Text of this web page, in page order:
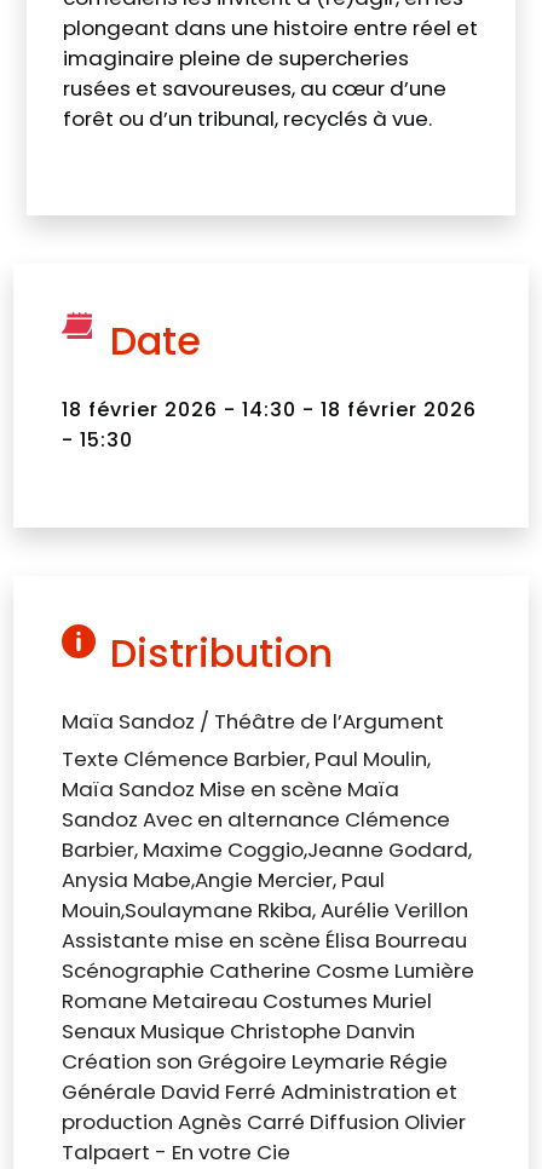
plongeant dans une histoire entre réel et
imaginaire pleine de supercheries
rusées et savoureuses, au cœur d’une
forêt ou d’un tribunal, recyclés à vue.
Date
18 février 2026 - 14:30 - 18 février 2026
- 15:30
Distribution
Maïa Sandoz / Théâtre de l’Argument
Texte Clémence Barbier, Paul Moulin,
Maïa Sandoz Mise en scène Maïa
Sandoz Avec en alternance Clémence
Barbier, Maxime Coggio,Jeanne Godard,
Anysia Mabe,Angie Mercier, Paul
Mouin,Soulaymane Rkiba, Aurélie Verillon
Assistante mise en scène Élisa Bourreau
Scénographie Catherine Cosme Lumière
Romane Metaireau Costumes Muriel
Senaux Musique Christophe Danvin
Création son Grégoire Leymarie Régie
Générale David Ferré Administration et
production Agnès Carré Diffusion Olivier
Talpaert - En votre Cie